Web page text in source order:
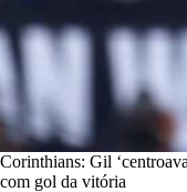
Corinthians: Gil
com gol da vitória